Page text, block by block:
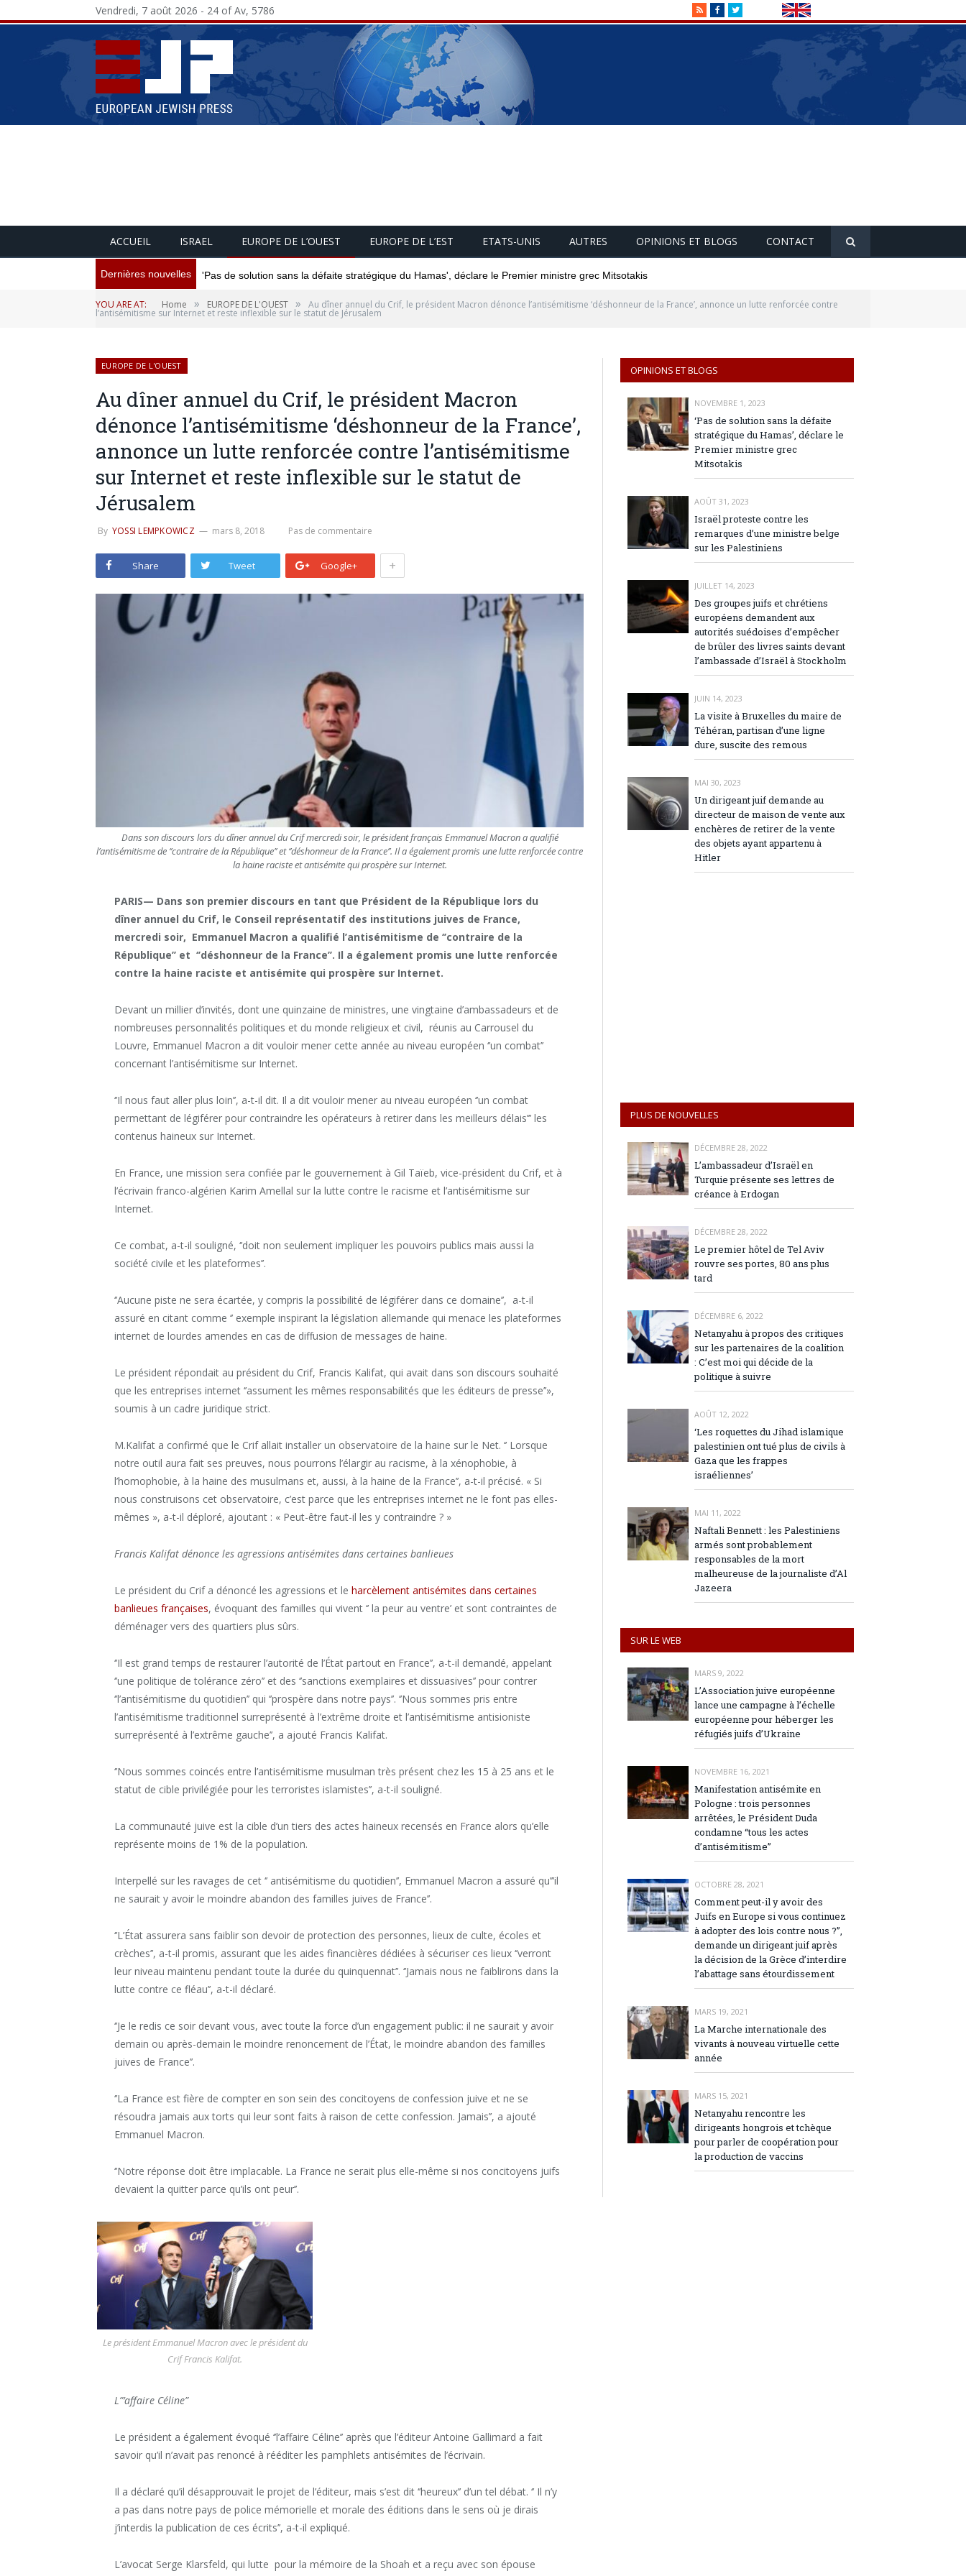
RSSFacebookTwitter
Vendredi, 7 août 2026 - 24 of Av, 5786
ACCUEIL ISRAEL EUROPE DE L’OUEST EUROPE DE L’EST ETATS-UNIS AUTRES OPINIONS ET BLOGS CONTACT
Dernières nouvelles 'Pas de solution sans la défaite stratégique du Hamas', déclare le Premier ministre grec Mitsotakis
YOU ARE AT: Home » EUROPE DE L'OUEST » Au dîner annuel du Crif, le président Macron dénonce l’antisémitisme ‘déshonneur de la France’, annonce un lutte renforcée contre
l’antisémitisme sur Internet et reste inflexible sur le statut de Jérusalem
EUROPE DE L'OUEST
Au dîner annuel du Crif, le président Macron
dénonce l’antisémitisme ‘déshonneur de la France’,
annonce un lutte renforcée contre l’antisémitisme
sur Internet et reste inflexible sur le statut de
Jérusalem
By YOSSI LEMPKOWICZ mars 8, 2018 Pas de commentaire
Share Tweet Google+ +
Dans son discours lors du dîner annuel du Crif mercredi soir, le président français Emmanuel Macron a qualifié
l’antisémitisme de ‘’contraire de la République’’ et ‘’déshonneur de la France’’. Il a également promis une lutte renforcée contre
la haine raciste et antisémite qui prospère sur Internet.
PARIS— Dans son premier discours en tant que Président de la République lors du
dîner annuel du Crif, le Conseil représentatif des institutions juives de France,
mercredi soir, Emmanuel Macron a qualifié l’antisémitisme de ‘’contraire de la
République’’ et ‘’déshonneur de la France’’. Il a également promis une lutte renforcée
contre la haine raciste et antisémite qui prospère sur Internet.
Devant un millier d’invités, dont une quinzaine de ministres, une vingtaine d’ambassadeurs et de
nombreuses personnalités politiques et du monde religieux et civil, réunis au Carrousel du
Louvre, Emmanuel Macron a dit vouloir mener cette année au niveau européen ‘’un combat’’
concernant l’antisémitisme sur Internet.
‘’Il nous faut aller plus loin’’, a-t-il dit. Il a dit vouloir mener au niveau européen ‘’un combat
permettant de légiférer pour contraindre les opérateurs à retirer dans les meilleurs délais’’’ les
contenus haineux sur Internet.
En France, une mission sera confiée par le gouvernement à Gil Taïeb, vice-président du Crif, et à
l’écrivain franco-algérien Karim Amellal sur la lutte contre le racisme et l’antisémitisme sur
Internet.
Ce combat, a-t-il souligné, ‘’doit non seulement impliquer les pouvoirs publics mais aussi la
société civile et les plateformes’’.
‘’Aucune piste ne sera écartée, y compris la possibilité de légiférer dans ce domaine’’, a-t-il
assuré en citant comme ‘’ exemple inspirant la législation allemande qui menace les plateformes
internet de lourdes amendes en cas de diffusion de messages de haine.
Le président répondait au président du Crif, Francis Kalifat, qui avait dans son discours souhaité
que les entreprises internet ‘’assument les mêmes responsabilités que les éditeurs de presse’’»,
soumis à un cadre juridique strict.
M.Kalifat a confirmé que le Crif allait installer un observatoire de la haine sur le Net. ‘’ Lorsque
notre outil aura fait ses preuves, nous pourrons l’élargir au racisme, à la xénophobie, à
l’homophobie, à la haine des musulmans et, aussi, à la haine de la France’’, a-t-il précisé. « Si
nous construisons cet observatoire, c’est parce que les entreprises internet ne le font pas elles-
mêmes », a-t-il déploré, ajoutant : « Peut-être faut-il les y contraindre ? »
Francis Kalifat dénonce les agressions antisémites dans certaines banlieues
Le président du Crif a dénoncé les agressions et leharcèlement antisémites dans certaines
banlieues françaises, évoquant des familles qui vivent ‘’ la peur au ventre’ et sont contraintes de
déménager vers des quartiers plus sûrs.
‘’Il est grand temps de restaurer l’autorité de l’État partout en France’’, a-t-il demandé, appelant
‘’une politique de tolérance zéro’’ et des ‘’sanctions exemplaires et dissuasives’’ pour contrer
‘’l’antisémitisme du quotidien’’ qui ‘’prospère dans notre pays’’. ‘’Nous sommes pris entre
l’antisémitisme traditionnel surreprésenté à l’extrême droite et l’antisémitisme antisioniste
surreprésenté à l’extrême gauche’’, a ajouté Francis Kalifat.
‘’Nous sommes coincés entre l’antisémitisme musulman très présent chez les 15 à 25 ans et le
statut de cible privilégiée pour les terroristes islamistes’’, a-t-il souligné.
La communauté juive est la cible d’un tiers des actes haineux recensés en France alors qu’elle
représente moins de 1% de la population.
Interpellé sur les ravages de cet ‘’ antisémitisme du quotidien’’, Emmanuel Macron a assuré qu’’’il
ne saurait y avoir le moindre abandon des familles juives de France’’.
‘’L’État assurera sans faiblir son devoir de protection des personnes, lieux de culte, écoles et
crèches’’, a-t-il promis, assurant que les aides financières dédiées à sécuriser ces lieux ‘’verront
leur niveau maintenu pendant toute la durée du quinquennat’’. ‘’Jamais nous ne faiblirons dans la
lutte contre ce fléau’’, a-t-il déclaré.
‘’Je le redis ce soir devant vous, avec toute la force d’un engagement public: il ne saurait y avoir
demain ou après-demain le moindre renoncement de l’État, le moindre abandon des familles
juives de France’’.
‘’La France est fière de compter en son sein des concitoyens de confession juive et ne se
résoudra jamais aux torts qui leur sont faits à raison de cette confession. Jamais’’, a ajouté
Emmanuel Macron.
‘’Notre réponse doit être implacable. La France ne serait plus elle-même si nos concitoyens juifs
devaient la quitter parce qu’ils ont peur’’.
Le président Emmanuel Macron avec le président du
Crif Francis Kalifat.
L”’affaire Céline”
Le président a également évoqué ‘’l’affaire Céline’’ après que l’éditeur Antoine Gallimard a fait
savoir qu’il n’avait pas renoncé à rééditer les pamphlets antisémites de l’écrivain.
Il a déclaré qu’il désapprouvait le projet de l’éditeur, mais s’est dit ‘’heureux’’ d’un tel débat. ‘’ Il n’y
a pas dans notre pays de police mémorielle et morale des éditions dans le sens où je dirais
j’interdis la publication de ces écrits’’, a-t-il expliqué.
L’avocat Serge Klarsfeld, qui lutte pour la mémoire de la Shoah et a reçu avec son épouse
OPINIONS ET BLOGS
NOVEMBRE 1, 2023
‘Pas de solution sans la défaite
stratégique du Hamas’, déclare le
Premier ministre grec
Mitsotakis
AOÛT 31, 2023
Israël proteste contre les
remarques d’une ministre belge
sur les Palestiniens
JUILLET 14, 2023
Des groupes juifs et chrétiens
européens demandent aux
autorités suédoises d’empêcher
de brûler des livres saints devant
l’ambassade d’Israël à Stockholm
JUIN 14, 2023
La visite à Bruxelles du maire de
Téhéran, partisan d’une ligne
dure, suscite des remous
MAI 30, 2023
Un dirigeant juif demande au
directeur de maison de vente aux
enchères de retirer de la vente
des objets ayant appartenu à
Hitler
PLUS DE NOUVELLES
DÉCEMBRE 28, 2022
L’ambassadeur d’Israël en
Turquie présente ses lettres de
créance à Erdogan
DÉCEMBRE 28, 2022
Le premier hôtel de Tel Aviv
rouvre ses portes, 80 ans plus
tard
DÉCEMBRE 6, 2022
Netanyahu à propos des critiques
sur les partenaires de la coalition
: C’est moi qui décide de la
politique à suivre
AOÛT 12, 2022
‘Les roquettes du Jihad islamique
palestinien ont tué plus de civils à
Gaza que les frappes
israéliennes’
MAI 11, 2022
Naftali Bennett : les Palestiniens
armés sont probablement
responsables de la mort
malheureuse de la journaliste d’Al
Jazeera
SUR LE WEB
MARS 9, 2022
L’Association juive européenne
lance une campagne à l’échelle
européenne pour héberger les
réfugiés juifs d’Ukraine
NOVEMBRE 16, 2021
Manifestation antisémite en
Pologne : trois personnes
arrêtées, le Président Duda
condamne “tous les actes
d’antisémitisme”
OCTOBRE 28, 2021
Comment peut-il y avoir des
Juifs en Europe si vous continuez
à adopter des lois contre nous ?”,
demande un dirigeant juif après
la décision de la Grèce d’interdire
l’abattage sans étourdissement
MARS 19, 2021
La Marche internationale des
vivants à nouveau virtuelle cette
année
MARS 15, 2021
Netanyahu rencontre les
dirigeants hongrois et tchèque
pour parler de coopération pour
la production de vaccins